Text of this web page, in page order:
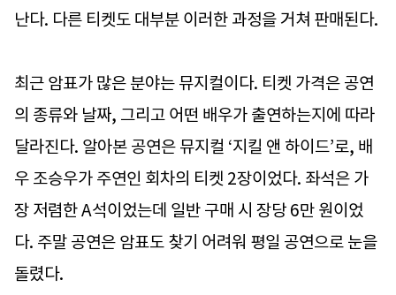
난다. 다른 티켓도 대부분 이러한 과정을 거쳐 판매된다.
최근 암표가 많은 분야는 뮤지컬이다. 티켓 가격은 공연
의 종류와 날짜, 그리고 어떤 배우가 출연하는지에 따라
달라진다. 알아본 공연은 뮤지컬 ‘지킬 앤 하이드’로, 배
우 조승우가 주연인 회차의 티켓 2장이었다. 좌석은 가
장 저렴한 A석이었는데 일반 구매 시 장당 6만 원이었
다. 주말 공연은 암표도 찾기 어려워 평일 공연으로 눈을
돌렸다.